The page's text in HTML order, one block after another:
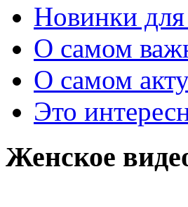
Новинки
О самом
О самом
Это
Женское